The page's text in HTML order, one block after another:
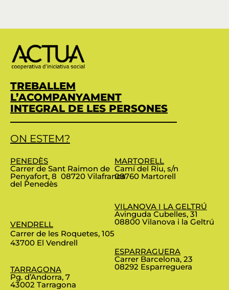
TREBALLEM
L’ACOMPANYAMENT
INTEGRAL DE LES PERSONES
ON ESTEM?
PENEDÈS
Carrer de Sant Raimon de
Penyafort, 8 08720 Vilafranca
del Penedès
VENDRELL
Carrer de les Roquetes, 105
43700 El Vendrell
TARRAGONA
Pg. d’Andorra, 7
43002 Tarragona
MARTORELL
Camí del Riu, s/n
08760 Martorell
VILANOVA I LA GELTRÚ
Avinguda Cubelles, 31
08800 Vilanova i la Geltrú
ESPARRAGUERA
Carrer Barcelona, 23
08292 Esparreguera